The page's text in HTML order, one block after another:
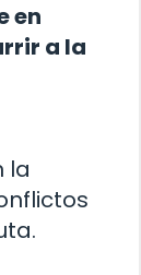
en
a la
la